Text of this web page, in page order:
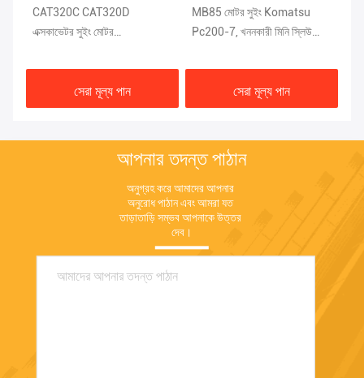
CAT320C CAT320D
এক্সকাভেটর সুইং মোটর
সেরা মূল্য পান
MB85 মোটর সুইং Komatsu
Pc200-7, খননকারী মিনি স্লিউ
সেরা মূল্য পান
আপনার তদন্ত পাঠান
অনুগ্রহ করে আমাদের আপনার
অনুরোধ পাঠান এবং আমরা যত
তাড়াতাড়ি সম্ভব আপনাকে উত্তর
দেব।